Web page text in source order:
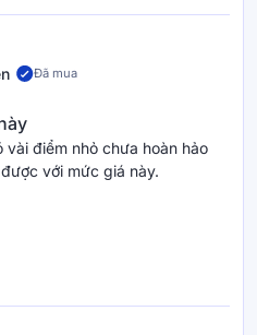
Đã mua
điểm nhỏ chưa hoàn hảo
với mức giá này.